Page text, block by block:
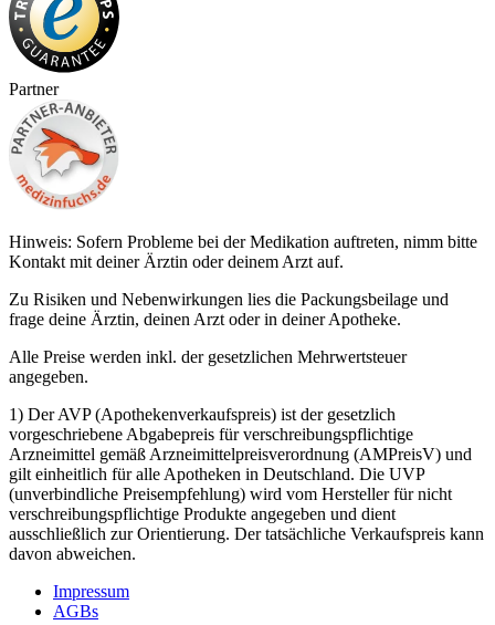
Partner
Hinweis: Sofern Probleme bei der Medikation auftreten, nimm bitte
Kontakt mit deiner Ärztin oder deinem Arzt auf.
Zu Risiken und Nebenwirkungen lies die Packungsbeilage und
frage deine Ärztin, deinen Arzt oder in deiner Apotheke.
Alle Preise werden inkl. der gesetzlichen Mehrwertsteuer
angegeben.
1) Der AVP (Apothekenverkaufspreis) ist der gesetzlich
vorgeschriebene Abgabepreis für verschreibungspflichtige
Arzneimittel gemäß Arzneimittelpreisverordnung (AMPreisV) und
gilt einheitlich für alle Apotheken in Deutschland. Die UVP
(unverbindliche Preisempfehlung) wird vom Hersteller für nicht
verschreibungspflichtige Produkte angegeben und dient
ausschließlich zur Orientierung. Der tatsächliche Verkaufspreis kann
davon abweichen.
Impressum
AGBs